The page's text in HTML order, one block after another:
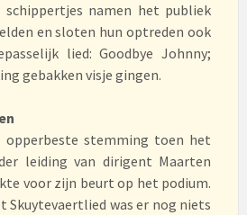
schippertjes namen het publiek
en sloten hun optreden ook
lied: Goodbye Johnny;
gebakken visje gingen.
opperbeste stemming toen het
leiding van dirigent Maarten
voor zijn beurt op het podium.
Skuytevaertlied was er nog niets